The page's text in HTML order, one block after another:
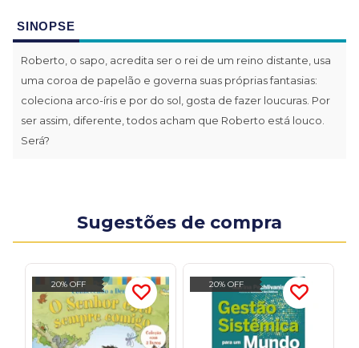
SINOPSE
Roberto, o sapo, acredita ser o rei de um reino distante, usa
uma coroa de papelão e governa suas próprias fantasias:
coleciona arco-íris e por do sol, gosta de fazer loucuras. Por
ser assim, diferente, todos acham que Roberto está louco.
Será?
Sugestões de compra
20% OFF 20% OFF